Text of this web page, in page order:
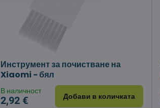
Инструмент за почистване на
Xiaomi - бял
В наличност
2,92 € Добави в количката